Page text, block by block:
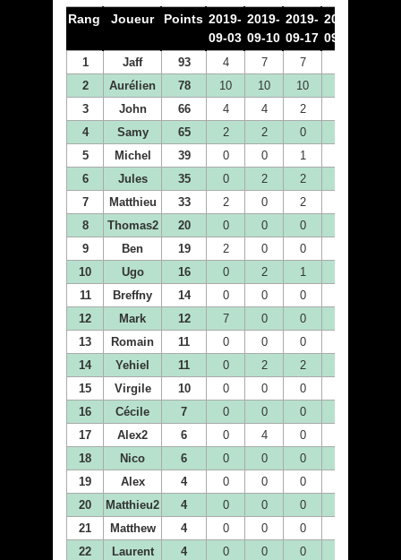
Rang Joueur Points 2019-
09-03
2019-
09-10
2019-
09-17
2019-
09-24
1 Jaff 93 4 7 7
2
Aurélien 78 10 10 10
3
John 66 4 4 2
4
Samy 65 2 2 0
5
Michel 39 0 0 1
6
Jules 35 0 2 2
7
Matthieu 33 2 0 2
8
Thomas2 20 0 0 0
9
Ben 19 2 0 0
10
Ugo 16 0 2 1
11
Breffny 14 0 0 0
12
Mark 12 7 0 0
13
Romain 11 0 0 0
14
Yehiel 11 0 2 2
15
Virgile 10 0 0 0
16
Cécile 7 0 0 0
17
Alex2 6 0 4 0
18
Nico 6 0 0 0
19
Alex 4 0 0 0
20
Matthieu2 4 0 0 0
21
Matthew 4 0 0 0
22
Laurent 4 0 0 0